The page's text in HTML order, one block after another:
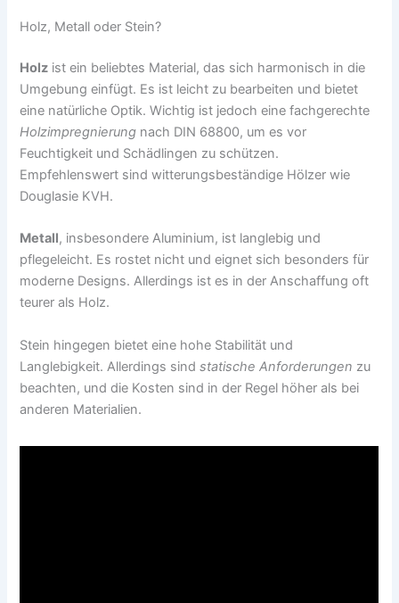
Holz, Metall oder Stein?
Holz ist ein beliebtes Material, das sich harmonisch in die
Umgebung einfügt. Es ist leicht zu bearbeiten und bietet
eine natürliche Optik. Wichtig ist jedoch eine fachgerechte
Holzimpregnierung nach DIN 68800, um es vor
Feuchtigkeit und Schädlingen zu schützen.
Empfehlenswert sind witterungsbeständige Hölzer wie
Douglasie KVH.
Metall, insbesondere Aluminium, ist langlebig und
pflegeleicht. Es rostet nicht und eignet sich besonders für
moderne Designs. Allerdings ist es in der Anschaffung oft
teurer als Holz.
Stein hingegen bietet eine hohe Stabilität und
Langlebigkeit. Allerdings sindstatische Anforderungen zu
beachten, und die Kosten sind in der Regel höher als bei
anderen Materialien.